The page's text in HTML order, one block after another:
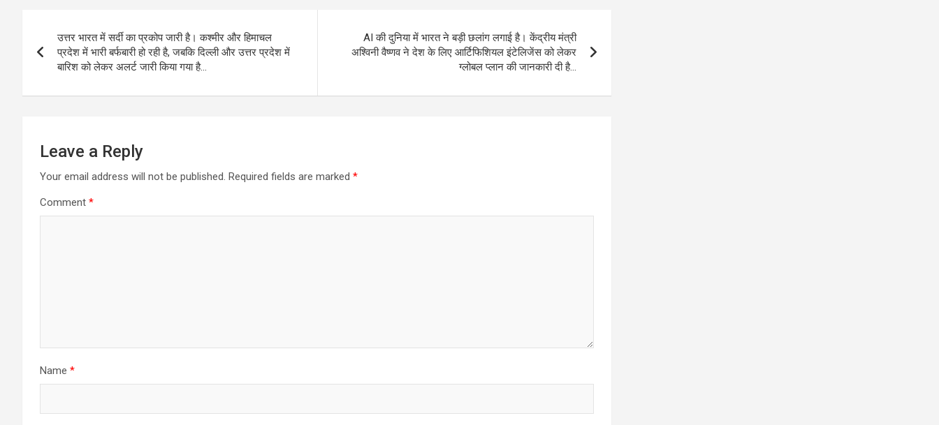
navigation
उत्तर भारत में सर्दी का प्रकोप जारी है। कश्मीर और हिमाचल
प्रदेश में भारी बर्फबारी हो रही है, जबकि दिल्ली और उत्तर प्रदेश में
बारिश को लेकर अलर्ट जारी किया गया है…
AI की दुनिया में भारत ने बड़ी छलांग लगाई है। केंद्रीय मंत्री
अश्विनी वैष्णव ने देश के लिए आर्टिफिशियल इंटेलिजेंस को लेकर
ग्लोबल प्लान की जानकारी दी है…
Leave a Reply
Your email address will not be published. Required fields are marked *
Comment *
Name *